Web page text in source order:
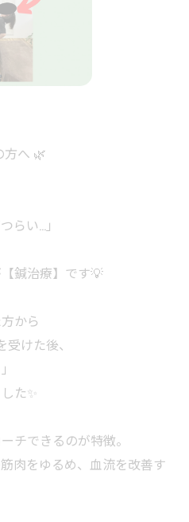
方へ 🌿
らい…」
鍼治療】です💡
から
けた後、
た✨
チできるのが特徴。
肉をゆるめ、血流を改善す